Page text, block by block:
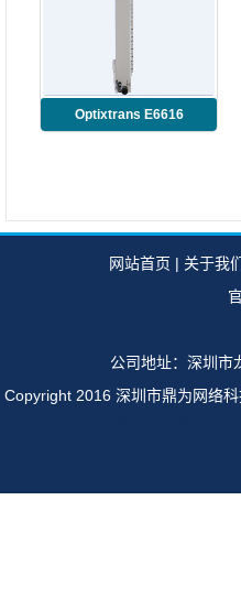
Optixtrans E6616
网站首页 | 关于我
公司地址：深圳市
Copyright 2016 深圳市鼎为网络